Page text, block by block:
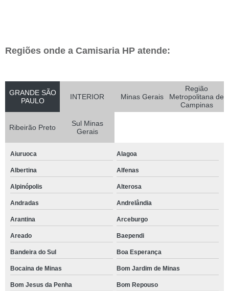
Regiões onde a Camisaria HP atende:
GRANDE SÃO
PAULO
INTERIOR Minas Gerais
Região
Metropolitana de
Campinas
Ribeirão Preto
Sul Minas
Gerais
Aiuruoca Alagoa
Albertina Alfenas
Alpinópolis Alterosa
Andradas Andrelândia
Arantina Arceburgo
Areado Baependi
Bandeira do Sul Boa Esperança
Bocaina de Minas Bom Jardim de Minas
Bom Jesus da Penha Bom Repouso